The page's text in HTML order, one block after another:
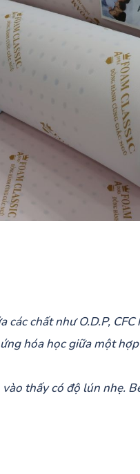
chất như O.D.P, CFC
hóa học giữa một
thấy có độ lún nhẹ.